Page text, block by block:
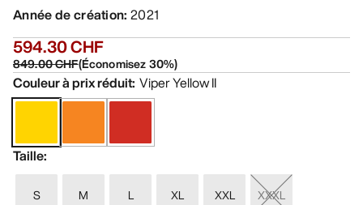
Année de création: 2021
594.30 CHF
849.00 CHF(Économisez30%)
Couleur à prix réduit: Viper Yellow II
Taille:
S M L XL XXL
XXXL